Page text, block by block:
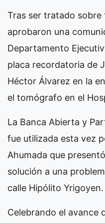
Tras ser tratado sobre
aprobaron una
Departamento
placa recordatoria de
Héctor Álvarez en la
el tomógrafo en el
La Banca Abierta y
fue utilizada esta vez
Ahumada que
solución a una
calle Hipólito Yrigoyen.
Celebrando el avance